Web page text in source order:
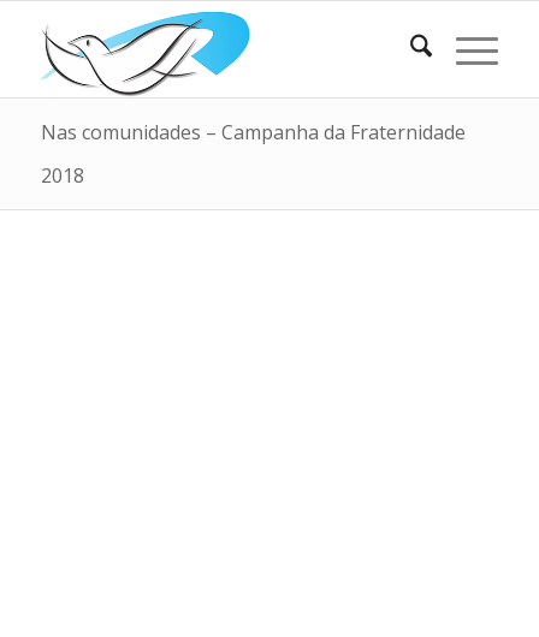
Nas comunidades – Campanha da Fraternidade
2018